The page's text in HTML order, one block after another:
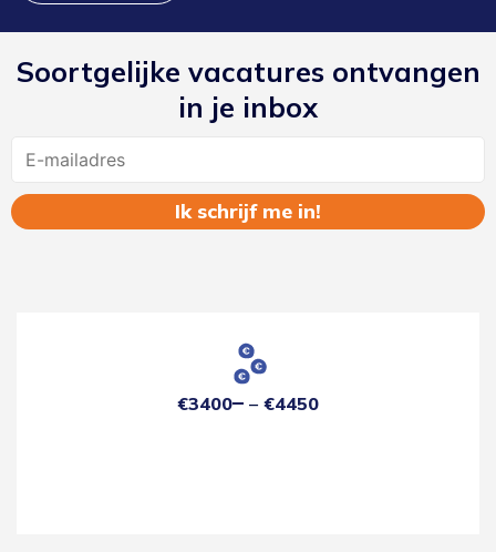
Soortgelijke vacatures ontvangen
in je inbox
€3400 €4450